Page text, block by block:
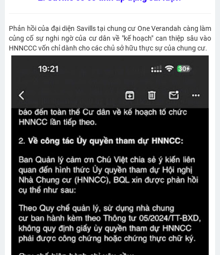
Phản hồi của đại diện Savills tại chung cư One Verandah càng làm
củng cố sự nghi ngờ của cư dân về "kế hoạch" can thiệp sâu vào
HNNCCC vốn chỉ dành cho các chủ sở hữu thực sự của chung cư.